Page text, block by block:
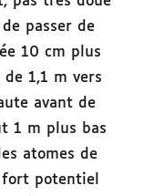
passer de
10 cm plus
1,1 m vers
avant de
1 m plus bas
atomes de
potentiel